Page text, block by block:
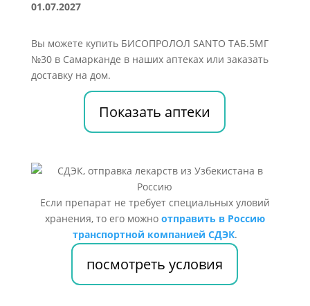
01.07.2027
Вы можете купить БИСОПРОЛОЛ SANTO ТАБ.5МГ
№30 в Самарканде в наших аптеках или заказать
доставку на дом.
Показать аптеки
Если препарат не требует специальных уловий
хранения, то его можно отправить в Россию
транспортной компанией СДЭК.
посмотреть условия